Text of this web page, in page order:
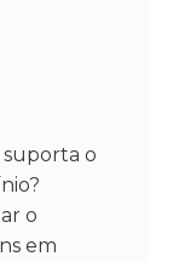
o
o
em